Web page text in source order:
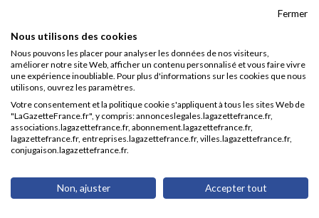
Adresse :
12 RUE DE LA NOELLE
51110 BOURGOGNE-FRESNE
Consulter la fiche
JMS DIAG AUDIT
SIREN : 953284965
Fermer
Nous utilisons des cookies
Nous pouvons les placer pour analyser les données de nos visiteurs,
améliorer notre site Web, afficher un contenu personnalisé et vous faire vivre
une expérience inoubliable. Pour plus d'informations sur les cookies que nous
utilisons, ouvrez les paramètres.
Votre consentement et la politique cookie s'appliquent à tous les sites Web de
"LaGazetteFrance.fr", y compris: annonceslegales.lagazettefrance.fr,
associations.lagazettefrance.fr, abonnement.lagazettefrance.fr,
lagazettefrance.fr, entreprises.lagazettefrance.fr, villes.lagazettefrance.fr,
conjugaison.lagazettefrance.fr.
Non, ajuster Accepter tout